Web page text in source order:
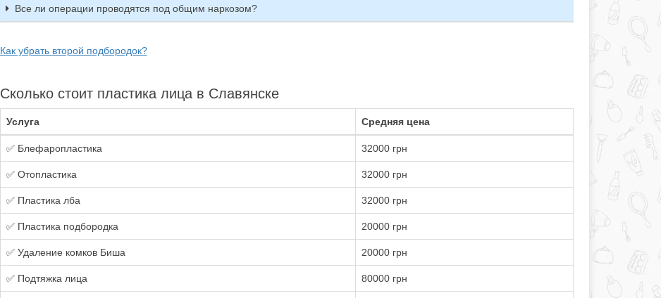
Все ли операции проводятся под общим наркозом?
Как убрать второй подбородок?
Сколько стоит пластика лица в Славянске
Услуга Средняя цена
✅ Блефаропластика 32000 грн
✅ Отопластика 32000 грн
✅ Пластика лба 32000 грн
✅ Пластика подбородка 20000 грн
✅ Удаление комков Биша 20000 грн
✅ Подтяжка лица 80000 грн